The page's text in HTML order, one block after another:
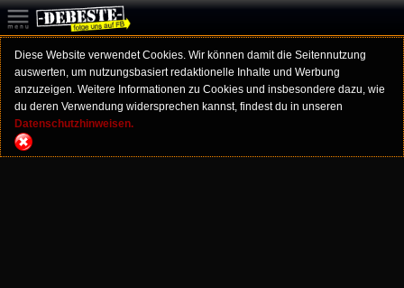
Diese Website verwendet Cookies. Wir können damit die Seitennutzung
auswerten, um nutzungsbasiert redaktionelle Inhalte und Werbung
anzuzeigen. Weitere Informationen zu Cookies und insbesondere dazu, wie
du deren Verwendung widersprechen kannst, findest du in unseren
Datenschutzhinweisen.